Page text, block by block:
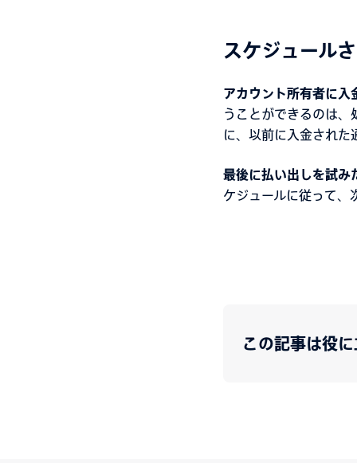
スケジュール
アカウント所有者に入
うことができるのは、
に、以前に入金され
最後に払い出しを試み
ケジュールに従って、
この記事は役